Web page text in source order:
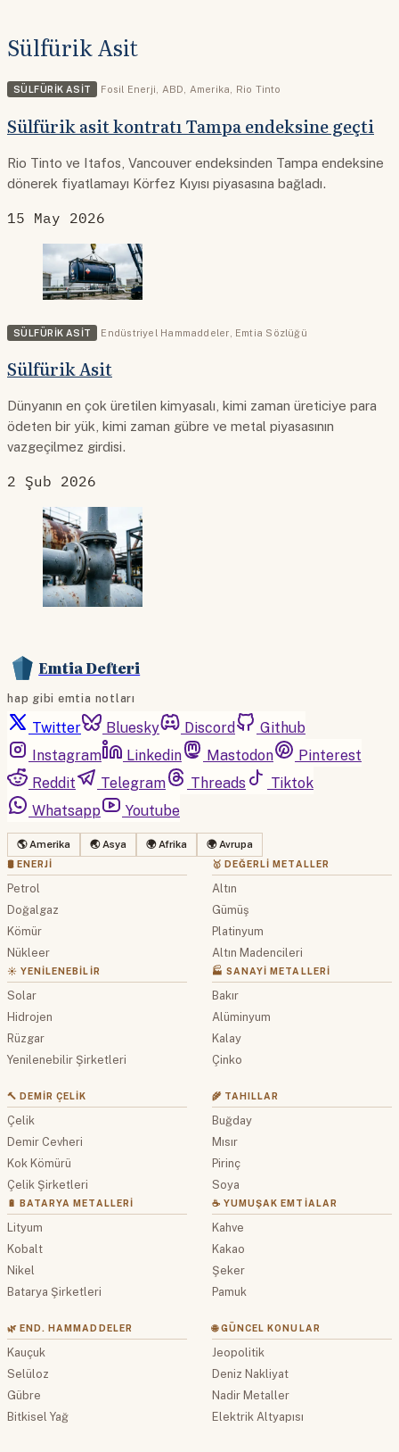
Sülfürik Asit
SÜLFÜRIK ASIT Fosil Enerji, ABD, Amerika, Rio Tinto
Sülfürik asit kontratı Tampa endeksine geçti
Rio Tinto ve Itafos, Vancouver endeksinden Tampa endeksine
dönerek fiyatlamayı Körfez Kıyısı piyasasına bağladı.
15 May 2026
SÜLFÜRIK ASIT Endüstriyel Hammaddeler Emtia Sözlüğü
Sülfürik Asit
Dünyanın en çok üretilen kimyasalı, kimi zaman üreticiye para
ödeten bir yük, kimi zaman gübre ve metal piyasasının
vazgeçilmez girdisi.
2 Şub 2026
Emtia Defteri
hap gibi emtia notları
Twitter Bluesky Discord
Github
Instagram
Linkedin Mastodon
Pinterest
Reddit
Telegram Threads
Tiktok
Whatsapp
Youtube
🌎 Amerika 🌏 Asya 🌍 Afrika 🌍 Avrupa
🛢 ENERJI
Petrol
Doğalgaz
Kömür
Nükleer
☀️ YENILENEBILIR
Solar
Hidrojen
Rüzgar
Yenilenebilir Şirketleri
🥇 DEĞERLI METALLER
Altın
Gümüş
Platinyum
Altın Madencileri
🏭 SANAYI METALLERI
Bakır
Alüminyum
Kalay
Çinko
🔨 DEMIR ÇELIK
Çelik
Demir Cevheri
Kok Kömürü
Çelik Şirketleri
🔋 BATARYA METALLERI
Lityum
Kobalt
Nikel
Batarya Şirketleri
🌾 TAHILLAR
Buğday
Mısır
Pirinç
Soya
☕ YUMUŞAK EMTIALAR
Kahve
Kakao
Şeker
Pamuk
🌿 END. HAMMADDELER
Kauçuk
Selüloz
Gübre
Bitkisel Yağ
🌐 GÜNCEL KONULAR
Jeopolitik
Deniz Nakliyat
Nadir Metaller
Elektrik Altyapısı